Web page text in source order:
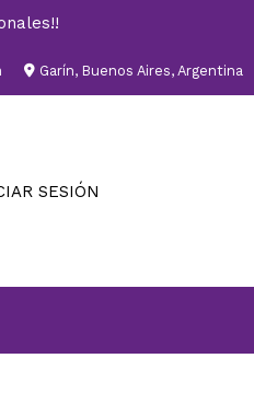
Garín, Buenos Aires, Argentina
SESIÓN